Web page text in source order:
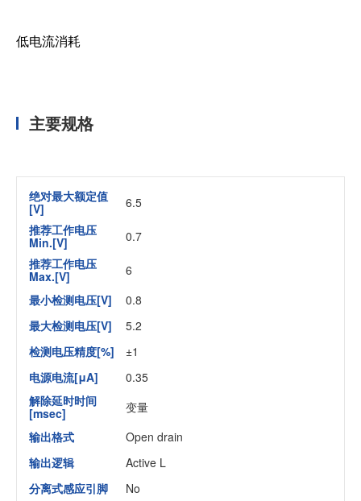
低电流消耗
主要规格
绝对最大额定值
[V]
6.5
推荐工作电压
Min.[V]
0.7
推荐工作电压
Max.[V]
6
最小检测电压[V]
0.8
最大检测电压[V]
5.2
检测电压精度[%]
±1
电源电流[μA]
0.35
解除延时时间
[msec]
变量
输出格式
Open drain
输出逻辑
Active L
分离式感应引脚
No